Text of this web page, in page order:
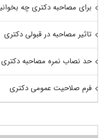
برای مصاحبه دکتری چه
تاثیر مصاحبه در قبولی دکتری
حد نصاب نمره مصاحبه دکتری
فرم صلاحیت عمومی دکتری